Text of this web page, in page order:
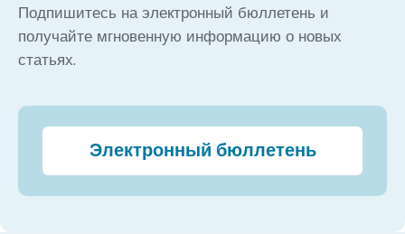
Подпишитесь на электронный бюллетень и
получайте мгновенную информацию о новых
статьях.
Электронный бюллетень